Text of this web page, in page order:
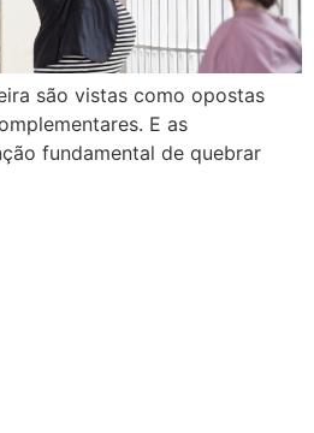
são vistas como opostas
E as
fundamental de quebrar